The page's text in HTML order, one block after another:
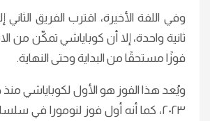
وفي اللفة الأخيرة، اقترب الفريق
ثانية واحدة، إلا أن كوباياشي تمكّن من
فوزًا مستحقًا من البداية وحتى النهاية.
ويُعد هذا الفوز هو الأول لكوباياشي
٢٠٢٣، كما أنه أول فوز لنومورا في